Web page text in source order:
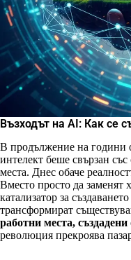
Възходът на AI: Как се
В продължение на години
интелект беше свързан със
места. Днес обаче
Вместо просто да заменят
катализатор за
трансформират
работни места,
революция прекроява